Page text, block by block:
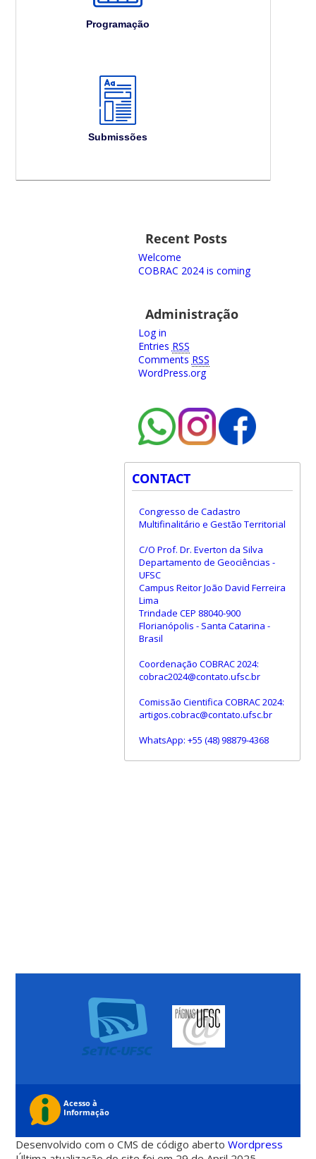
Programação
Submissões
Recent Posts
Welcome
COBRAC 2024 is coming
Administração
Log in
Entries RSS
Comments RSS
WordPress.org
CONTACT
Congresso de Cadastro
Multifinalitário e Gestão Territorial
C/O Prof. Dr. Everton da Silva
Departamento de Geociências -
UFSC
Campus Reitor João David Ferreira
Lima
Trindade CEP 88040-900
Florianópolis - Santa Catarina -
Brasil
Coordenação COBRAC 2024:
cobrac2024@contato.ufsc.br
Comissão Cientifica COBRAC 2024:
artigos.cobrac@contato.ufsc.br
WhatsApp: +55 (48) 98879-4368
Desenvolvido com o CMS de código abertoWordpress